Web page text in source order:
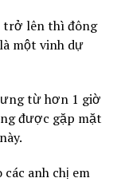
trở lên thì đông
một vinh dự
từ hơn 1 giờ
được gặp mặt
anh chị em